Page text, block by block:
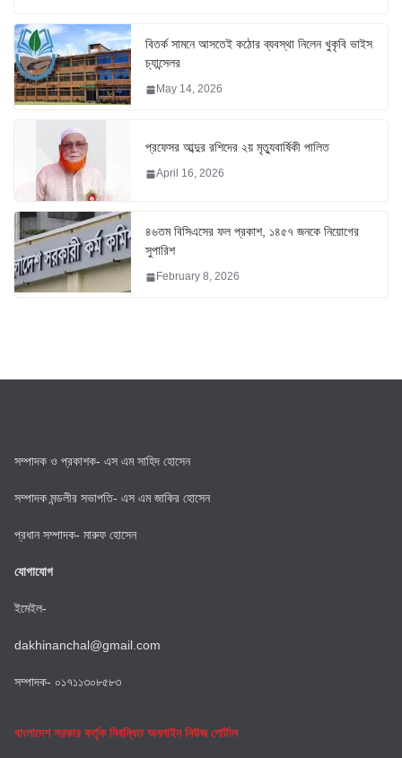
বিতর্ক সামনে আসতেই কঠোর ব্যবস্থা নিলেন খুকৃবি ভাইস
চ্যান্সেলর
May 14, 2026
প্রফেসর আব্দুর রশিদের ২য় মৃত্যুবার্ষিকী পালিত
April 16, 2026
৪৬তম বিসিএসের ফল প্রকাশ, ১৪৫৭ জনকে নিয়োগের
সুপারিশ
February 8, 2026
সম্পাদক ও প্রকাশক- এস এম সাহিদ হোসেন
সম্পাদক মন্ডলীর সভাপতি- এস এম জাকির হোসেন
প্রধান সম্পাদক- মারুফ হোসেন
যোগাযোগ
ইমেইল-
dakhinanchal@gmail.com
সম্পাদক- ০১৭১১৩০৮৫৮৩
বাংলাদেশ সরকার কর্তৃক নিবন্ধিত অনলাইন নিউজ পোর্টাল